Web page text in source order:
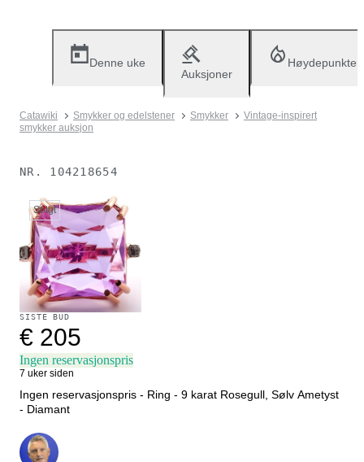
Denne uke
Auksjoner
Høydepunkter
Catawiki Smykker og edelstener Smykker
Vintage-inspirert
smykker auksjon
NR. 104218654
Solgt
SISTE BUD
€ 205
Ingen reservasjonspris
7 uker siden
Ingen reservasjonspris - Ring - 9 karat Rosegull, Sølv Ametyst
- Diamant